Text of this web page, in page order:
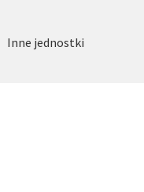
Inne jednostki